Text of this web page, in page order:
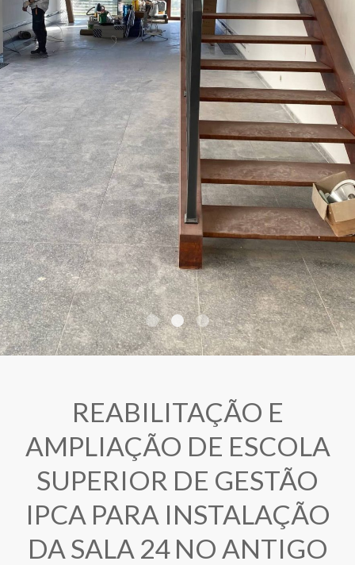
REABILITAÇÃO E
AMPLIAÇÃO DE ESCOLA
SUPERIOR DE GESTÃO
IPCA PARA INSTALAÇÃO
DA SALA 24 NO ANTIGO